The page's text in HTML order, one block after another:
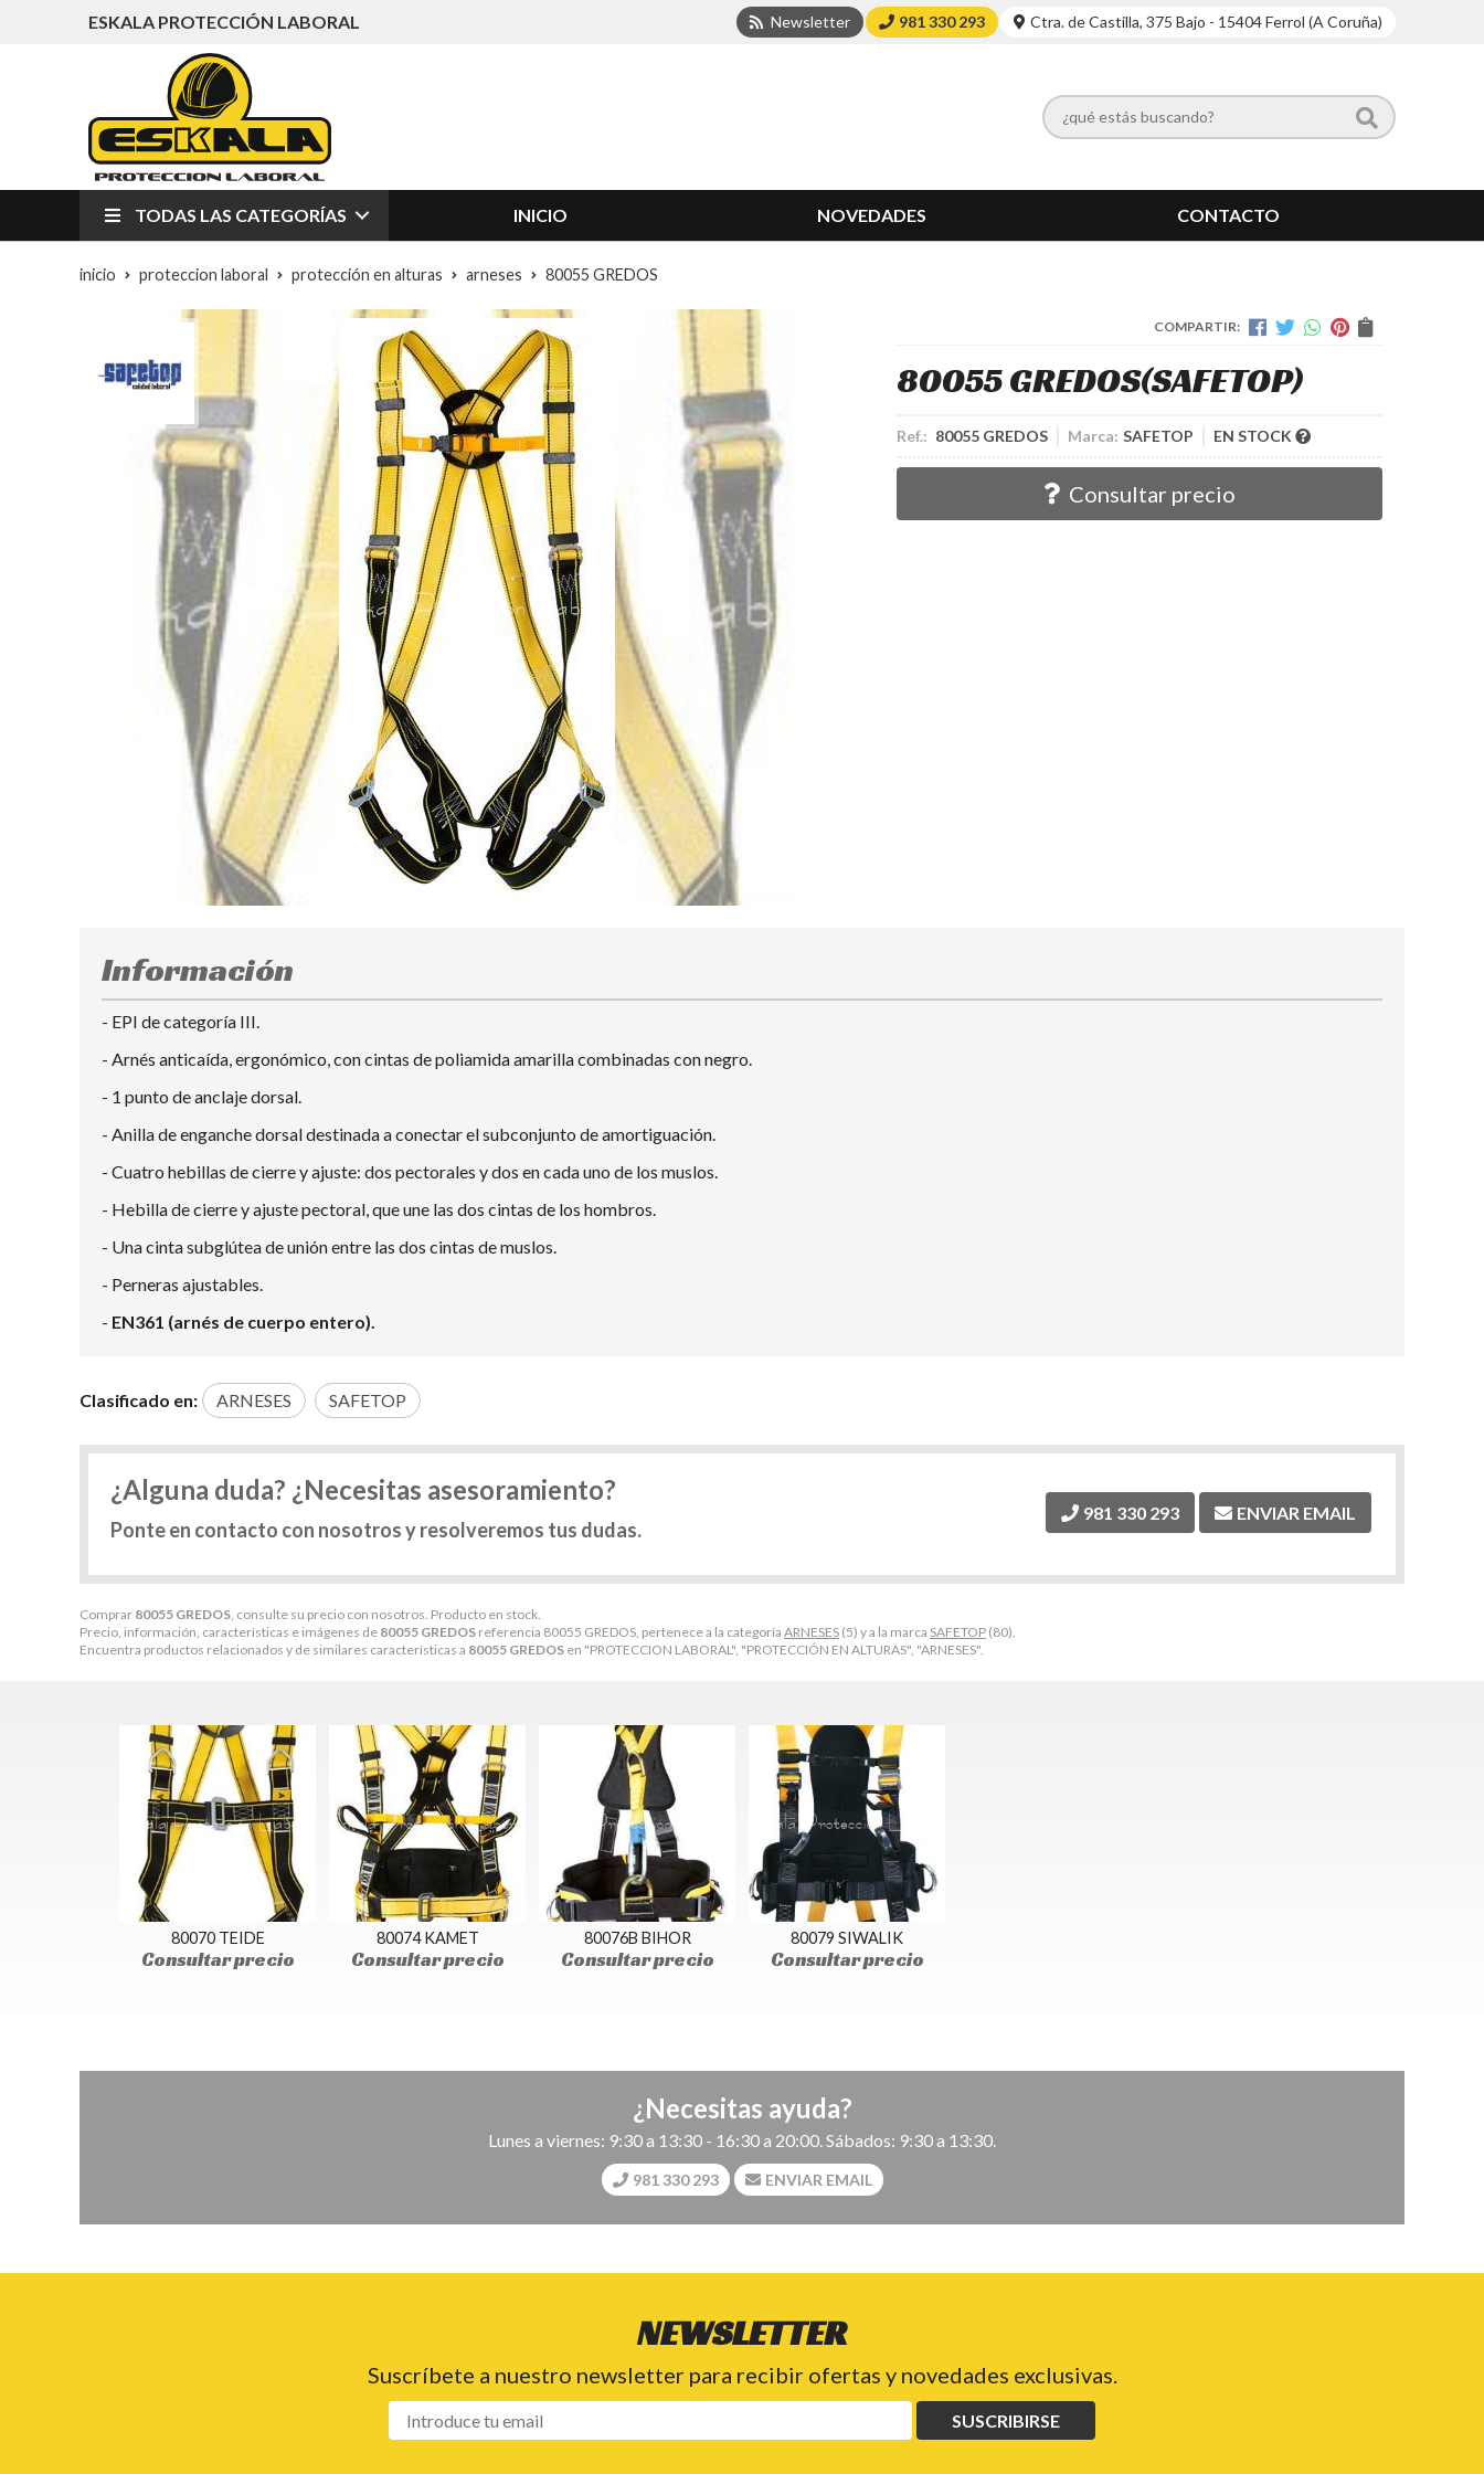
ESKALA PROTECCIÓN LABORAL Newsletter 981 330 293 Ctra. de Castilla, 375 Bajo - 15404 Ferrol (A Coruña)
TODAS LAS CATEGORÍAS INICIO NOVEDADES CONTACTO
inicio proteccion laboral protección en alturas arneses 80055 GREDOS
COMPARTIR:
80055 GREDOS(SAFETOP)
Ref.: 80055 GREDOS Marca: SAFETOP EN STOCK
Consultar precio
Comprar 80055 GREDOS, consulte su precio con nosotros. Producto en stock.
Precio, información, características e imágenes de 80055 GREDOS referencia 80055 GREDOS, pertenece a la categoría ARNESES (5) y a la marca SAFETOP (80).
Encuentra productos relacionados y de similares características a 80055 GREDOS en "PROTECCION LABORAL", "PROTECCIÓN EN ALTURAS", "ARNESES".
Información
- EPI de categoría III.
- Arnés anticaída, ergonómico, con cintas de poliamida amarilla combinadas con negro.
- 1 punto de anclaje dorsal.
- Anilla de enganche dorsal destinada a conectar el subconjunto de amortiguación.
- Cuatro hebillas de cierre y ajuste: dos pectorales y dos en cada uno de los muslos.
- Hebilla de cierre y ajuste pectoral, que une las dos cintas de los hombros.
- Una cinta subglútea de unión entre las dos cintas de muslos.
- Perneras ajustables.
- EN361 (arnés de cuerpo entero).
Clasificado en: ARNESES SAFETOP
¿Alguna duda? ¿Necesitas asesoramiento?
Ponte en contacto con nosotros y resolveremos tus dudas.
981 330 293 ENVIAR EMAIL
80070 TEIDE
Consultar precio
80074 KAMET
Consultar precio
80076B BIHOR
Consultar precio
80079 SIWALIK
Consultar precio
¿Necesitas ayuda?
Lunes a viernes: 9:30 a 13:30 - 16:30 a 20:00. Sábados: 9:30 a 13:30.
981 330 293 ENVIAR EMAIL
NEWSLETTER
Suscríbete a nuestro newsletter para recibir ofertas y novedades exclusivas.
SUSCRIBIRSE